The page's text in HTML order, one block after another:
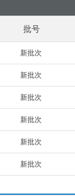
批号
新批次
新批次
新批次
新批次
新批次
新批次